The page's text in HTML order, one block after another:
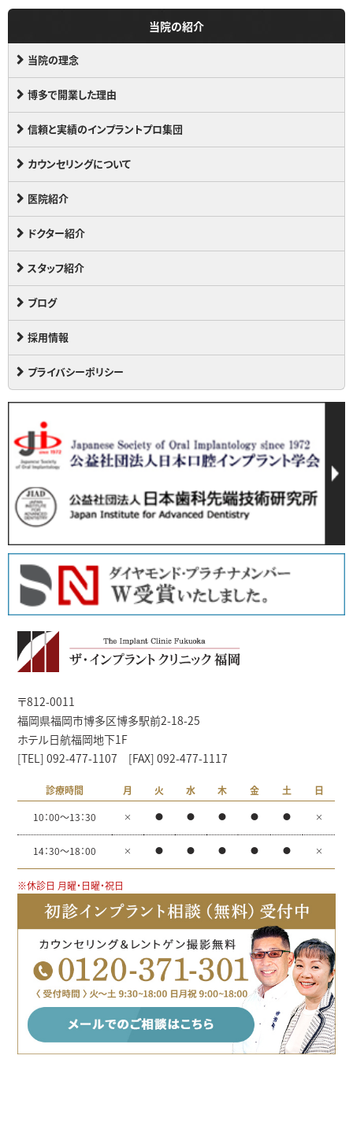
当院の紹介
当院の理念
博多で開業した理由
信頼と実績のインプラントプロ集団
カウンセリングについて
医院紹介
ドクター紹介
スタッフ紹介
ブログ
採用情報
プライバシーポリシー
〒812-0011
福岡県福岡市博多区博多駅前2-18-25
ホテル日航福岡地下1F
[TEL] 092-477-1107 [FAX] 092-477-1117
診療時間 月 火 水 木 金 土
日
10：00～13：30
× ● ● ● ● ● ×
14：30～18：00 × ● ● ● ● ● ×
※休診日 月曜・日曜・祝日